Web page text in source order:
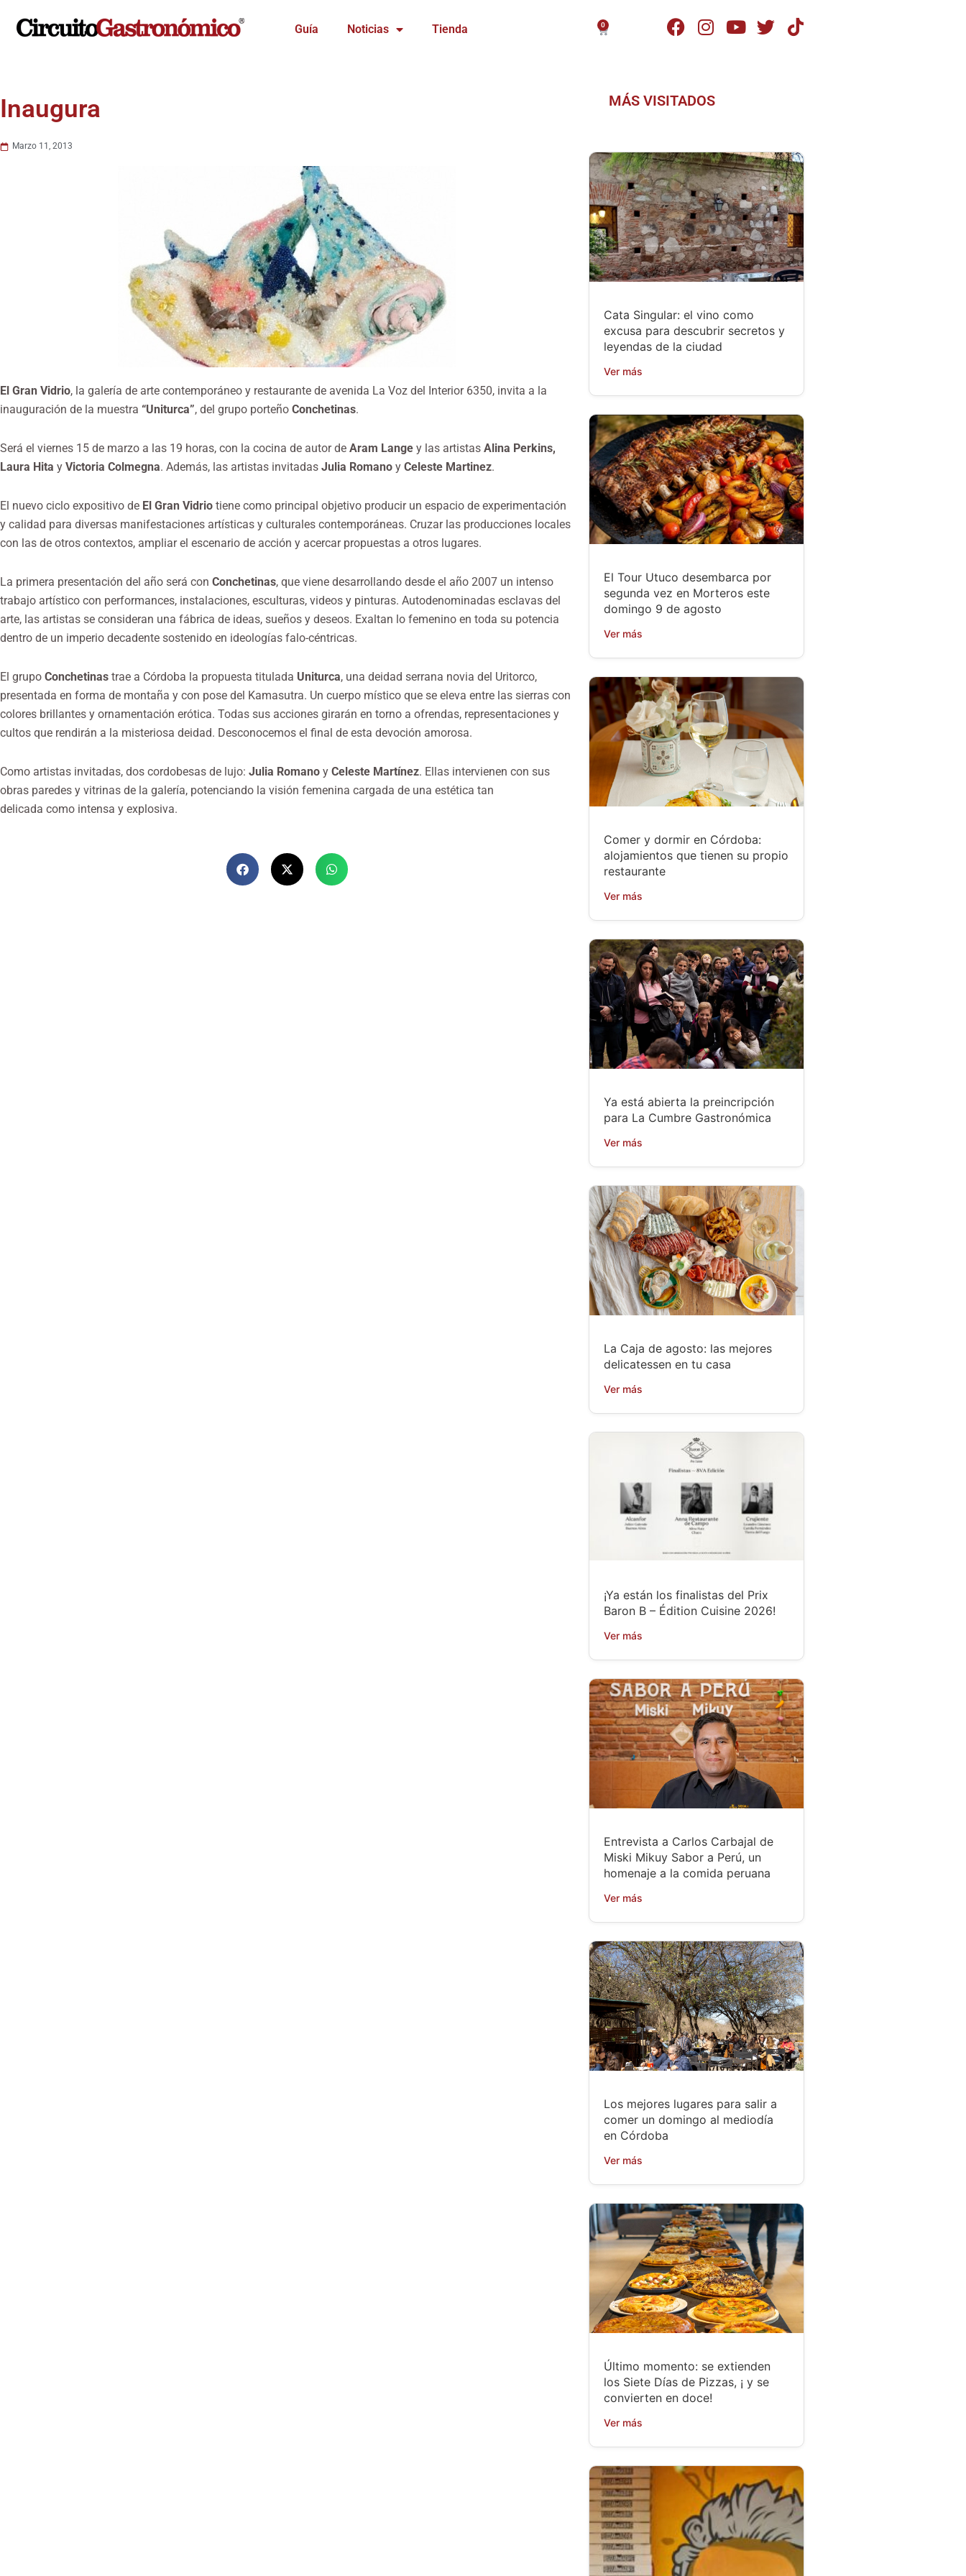
Guía Noticias Tienda 0
Carrito
Inaugura
Marzo 11, 2013
El Gran Vidrio, la galería de arte contemporáneo y restaurante de avenida La Voz del Interior 6350, invita a la
inauguración de la muestra “Uniturca”, del grupo porteño Conchetinas.
Será el viernes 15 de marzo a las 19 horas, con la cocina de autor de Aram Lange y las artistas Alina Perkins,
Laura Hita y Victoria Colmegna. Además, las artistas invitadas Julia Romano y Celeste Martinez.
El nuevo ciclo expositivo de El Gran Vidrio tiene como principal objetivo producir un espacio de experimentación
y calidad para diversas manifestaciones artísticas y culturales contemporáneas. Cruzar las producciones locales
con las de otros contextos, ampliar el escenario de acción y acercar propuestas a otros lugares.
La primera presentación del año será con Conchetinas, que viene desarrollando desde el año 2007 un intenso
trabajo artístico con performances, instalaciones, esculturas, videos y pinturas. Autodenominadas esclavas del
arte, las artistas se consideran una fábrica de ideas, sueños y deseos. Exaltan lo femenino en toda su potencia
dentro de un imperio decadente sostenido en ideologías falo-céntricas.
El grupo Conchetinas trae a Córdoba la propuesta titulada Uniturca, una deidad serrana novia del Uritorco,
presentada en forma de montaña y con pose del Kamasutra. Un cuerpo místico que se eleva entre las sierras con
colores brillantes y ornamentación erótica. Todas sus acciones girarán en torno a ofrendas, representaciones y
cultos que rendirán a la misteriosa deidad. Desconocemos el final de esta devoción amorosa.
Como artistas invitadas, dos cordobesas de lujo: Julia Romano y Celeste Martínez. Ellas intervienen con sus
obras paredes y vitrinas de la galería, potenciando la visión femenina cargada de una estética tan
delicada como intensa y explosiva.
MÁS VISITADOS
Cata Singular: el vino como
excusa para descubrir secretos y
leyendas de la ciudad
Ver más
El Tour Utuco desembarca por
segunda vez en Morteros este
domingo 9 de agosto
Ver más
Comer y dormir en Córdoba:
alojamientos que tienen su propio
restaurante
Ver más
Ya está abierta la preincripción
para La Cumbre Gastronómica
Ver más
La Caja de agosto: las mejores
delicatessen en tu casa
Ver más
¡Ya están los finalistas del Prix
Baron B – Édition Cuisine 2026!
Ver más
Entrevista a Carlos Carbajal de
Miski Mikuy Sabor a Perú, un
homenaje a la comida peruana
Ver más
Los mejores lugares para salir a
comer un domingo al mediodía
en Córdoba
Ver más
Último momento: se extienden
los Siete Días de Pizzas, ¡ y se
convierten en doce!
Ver más